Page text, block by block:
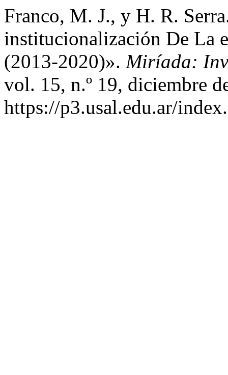
Franco, M. J., y H. R.
institucionalización De La
(2013-2020)». Miríada:
vol. 15, n.º 19, diciembre
https://p3.usal.edu.ar/